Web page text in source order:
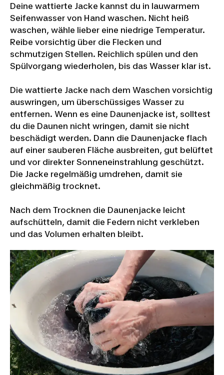
Deine wattierte Jacke kannst du in lauwarmem
Seifenwasser von Hand waschen. Nicht heiß
waschen, wähle lieber eine niedrige Temperatur.
Reibe vorsichtig über die Flecken und
schmutzigen Stellen. Reichlich spülen und den
Spülvorgang wiederholen, bis das Wasser klar ist.
Die wattierte Jacke nach dem Waschen vorsichtig
auswringen, um überschüssiges Wasser zu
entfernen. Wenn es eine Daunenjacke ist, solltest
du die Daunen nicht wringen, damit sie nicht
beschädigt werden. Dann die Daunenjacke flach
auf einer sauberen Fläche ausbreiten, gut belüftet
und vor direkter Sonneneinstrahlung geschützt.
Die Jacke regelmäßig umdrehen, damit sie
gleichmäßig trocknet.
Nach dem Trocknen die Daunenjacke leicht
aufschütteln, damit die Federn nicht verkleben
und das Volumen erhalten bleibt.